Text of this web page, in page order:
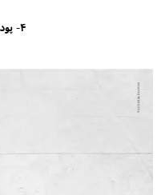
4- پودر شوینده Ariel